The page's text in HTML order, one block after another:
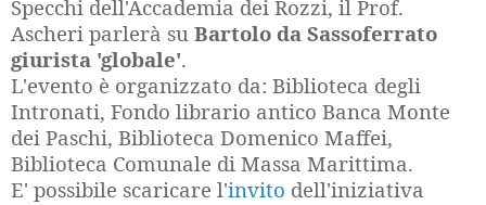
Specchi dell'Accademia dei Rozzi, il Prof.
Ascheri parlerà su Bartolo da Sassoferrato
giurista 'globale'.
L'evento è organizzato da: Biblioteca degli
Intronati, Fondo librario antico Banca Monte
dei Paschi, Biblioteca Domenico Maffei,
Biblioteca Comunale di Massa Marittima.
E' possibile scaricare l'invito dell'iniziativa